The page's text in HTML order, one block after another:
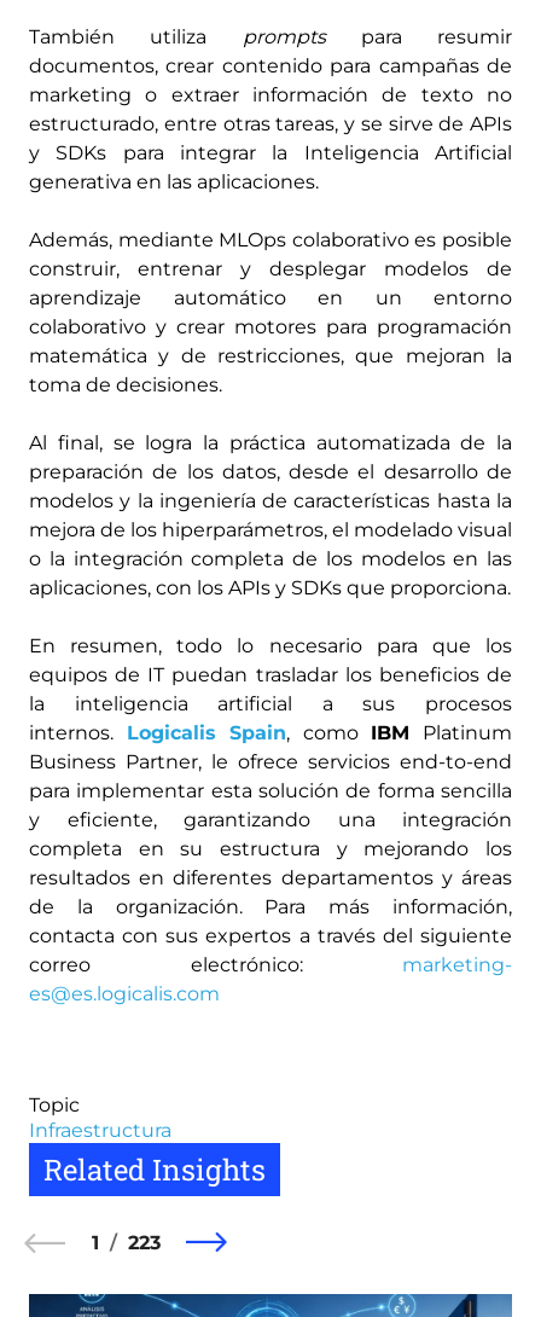
También utiliza promptspara resumir
documentos, crear contenido para campañas de
marketing o extraer información de texto no
estructurado, entre otras tareas, y se sirve de APIs
y SDKs para integrar la Inteligencia Artificial
generativa en las aplicaciones.
Además, mediante MLOps colaborativo es posible
construir, entrenar y desplegar modelos de
aprendizaje automático en un entorno
colaborativo y crear motores para programación
matemática y de restricciones, que mejoran la
toma de decisiones.
Al final, se logra la práctica automatizada de la
preparación de los datos, desde el desarrollo de
modelos y la ingeniería de características hasta la
mejora de los hiperparámetros, el modelado visual
o la integración completa de los modelos en las
aplicaciones, con los APIs y SDKs que proporciona.
En resumen, todo lo necesario para que los
equipos de IT puedan trasladar los beneficios de
la inteligencia artificial a sus procesos
internos. Logicalis Spain, como IBM Platinum
Business Partner, le ofrece servicios end-to-end
para implementar esta solución de forma sencilla
y eficiente, garantizando una integración
completa en su estructura y mejorando los
resultados en diferentes departamentos y áreas
de la organización. Para más información,
contacta con sus expertos a través del siguiente
correo electrónico: marketing-
es@es.logicalis.com
Topic
Infraestructura
Related Insights
1 223